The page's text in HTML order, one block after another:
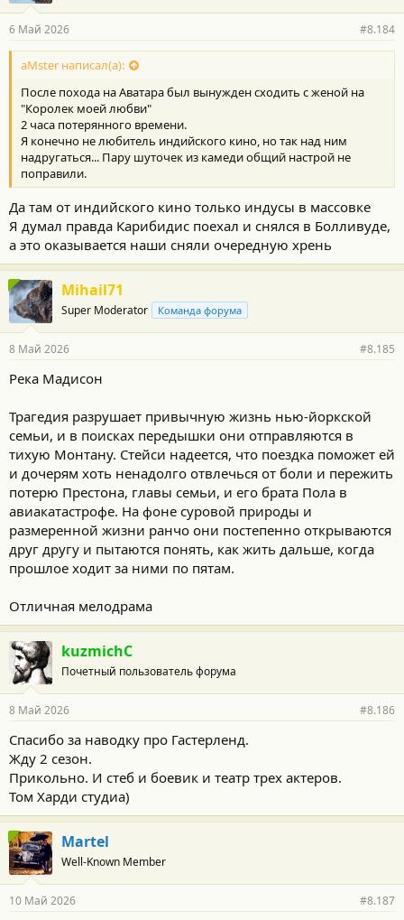
а
н
о
с
и
:
6 Май 2026 #8.184
aMster написал(а):
После похода на Аватара был вынужден сходить с женой на
"Королек моей любви"
2 часа потерянного времени.
Я конечно не любитель индийского кино, но так над ним
надругаться... Пару шуточек из камеди общий настрой не
поправили.
Да там от индийского кино только индусы в массовке
Я думал правда Карибидис поехал и снялся в Болливуде,
а это оказывается наши сняли очередную хрень
Mihail71
Super Moderator Команда форума
8 Май 2026 #8.185
Река Мадисон
Трагедия разрушает привычную жизнь нью-йоркской
семьи, и в поисках передышки они отправляются в
тихую Монтану. Стейси надеется, что поездка поможет ей
и дочерям хоть ненадолго отвлечься от боли и пережить
потерю Престона, главы семьи, и его брата Пола в
авиакатастрофе. На фоне суровой природы и
размеренной жизни ранчо они постепенно открываются
друг другу и пытаются понять, как жить дальше, когда
прошлое ходит за ними по пятам.
Отличная мелодрама
kuzmichC
Почетный пользователь форума
8 Май 2026 #8.186
Спасибо за наводку про Гастерленд.
Жду 2 сезон.
Прикольно. И стеб и боевик и театр трех актеров.
Том Харди студиа)
Martel
Well-Known Member
10 Май 2026 #8.187